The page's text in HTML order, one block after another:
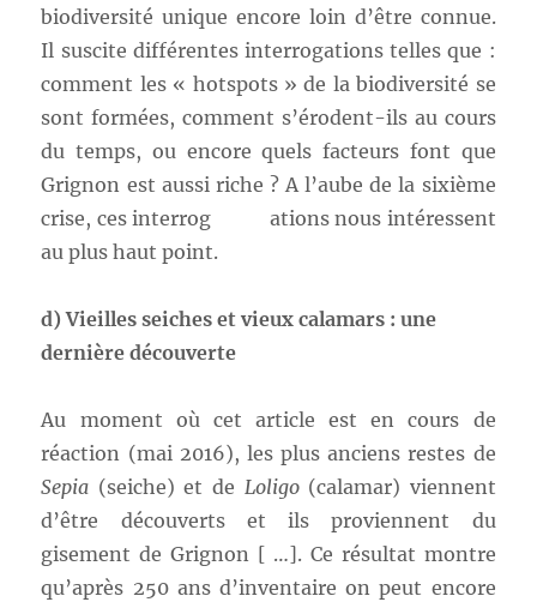
biodiversité unique encore loin d’être connue.
Il suscite différentes interrogations telles que :
comment les « hotspots » de la biodiversité se
sont formées, comment s’érodent-ils au cours
du temps, ou encore quels facteurs font que
Grignon est aussi riche ? A l’aube de la sixième
crise, ces interrog ations nous intéressent
au plus haut point.
d) Vieilles seiches et vieux calamars : une
dernière découverte
Au moment où cet article est en cours de
réaction (mai 2016), les plus anciens restes de
Sepia (seiche) et de Loligo(calamar) viennent
d’être découverts et ils proviennent du
gisement de Grignon [ …]. Ce résultat montre
qu’après 250 ans d’inventaire on peut encore